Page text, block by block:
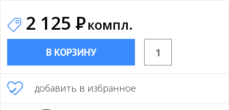
2 125 Ркомпл.
В КОРЗИНУ
добавить в избранное